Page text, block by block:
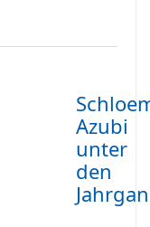
Azubi
unter
den